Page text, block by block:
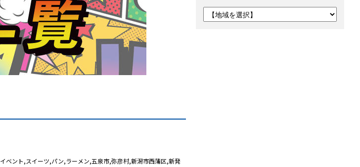
イベント,スイーツ,パン,ラーメン,五泉市,弥彦村,新潟市西蒲区,新発